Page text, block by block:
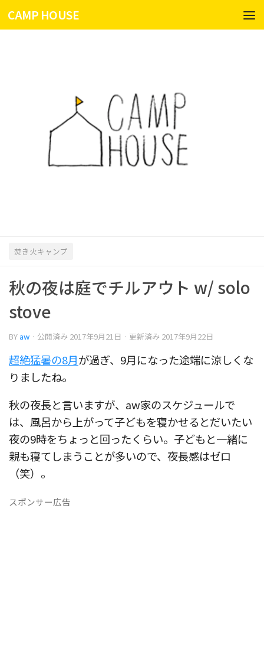
コンテンツへスキップ
CAMP HOUSE
焚き火キャンプ
秋の夜は庭でチルアウト w/ solo
stove
BY aw · 公開済み 2017年9月21日 · 更新済み 2017年9月22日
超絶猛暑の8月が過ぎ、9月になった途端に涼しくな
りましたね。
秋の夜長と言いますが、aw家のスケジュールで
は、風呂から上がって子どもを寝かせるとだいたい
夜の9時をちょっと回ったくらい。子どもと一緒に
親も寝てしまうことが多いので、夜長感はゼロ
（笑）。
スポンサー広告